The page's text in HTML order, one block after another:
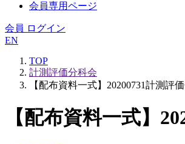
会員専用ページ
会員 ログイン
EN
TOP
計測評価分科会
【配布資料一式】20200731計測評
【配布資料一式】